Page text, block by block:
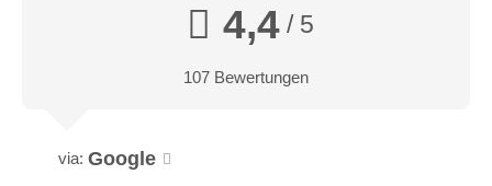
4,4/ 5
107 Bewertungen
via: Google